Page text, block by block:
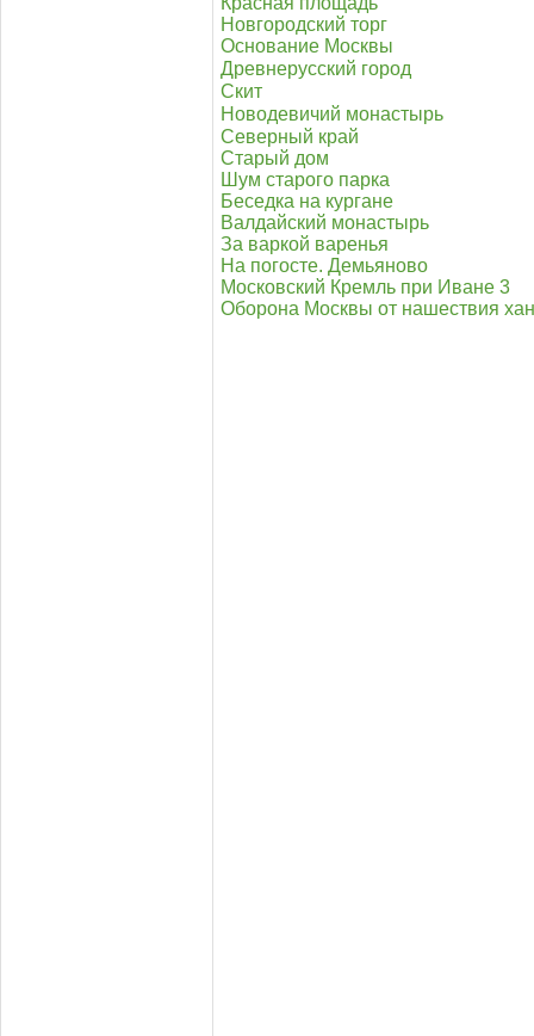
Новгородский торг
Основание Москвы
Древнерусский город
Скит
Новодевичий монастырь
Северный край
Старый дом
Шум старого парка
Беседка на кургане
Валдайский монастырь
За варкой варенья
На погосте. Демьяново
Московский Кремль при Иване 3
Оборона Москвы от нашествия